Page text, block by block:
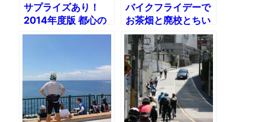
サプライズあり！
2014年度版 都心の
イルミネーションを
バイクフライデーで
お茶畑と廃校とちい
さな峠を訪ねるライ
ド